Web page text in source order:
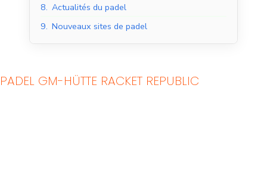
8. Actualités du padel
9. Nouveaux sites de padel
PADEL GM-HÜTTE RACKET REPUBLIC